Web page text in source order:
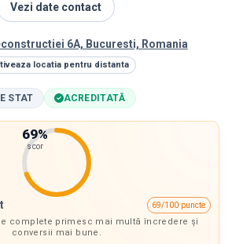
Vezi date contact
6A, Bucuresti, Romania
locatia pentru distanta
STAT ACREDITATĂ
69%
scor
69/100 puncte
complete primesc mai multă încredere și
conversii mai bune.